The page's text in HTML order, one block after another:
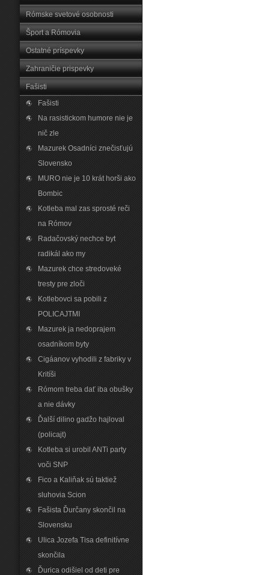
Rómske svetové osobnosti
Šport a Rómovia
Ostatné príspevky
Zahraničie prispevky
Fašisti
Fašisti
Na rasistickom humore nie je
nič zle
Mazurek Osadníci znečisťujú
Slovensko
MURO nie je 10 krát horši ako
Bombic
Kotleba mal zas sprosté reči
na Rómov
Radačovský nechce byt
radikál ako my
Mazurek chce stredoveké
tresty pre zloči
Kotlebovci sa pobili z
POLICAJTMI
Mazurek ja nedoprajem
osadníkom byty
Cigáanov vyhodili z fabriky v
Kritíši
Rómom treba dať iba obušky
a nie dávky
Ďalší dilino gadžo hajloval
(policajt)
Kotleba si urobil ANTi party
voči SNP
Fico a Kaliňak sú taktiež
sluhovia Scion
Fašista Ďurčany skončil na
Slovensku
Ulica Jozefa Tisa definitívne
skončila
Ďurica odišiel od deti pre